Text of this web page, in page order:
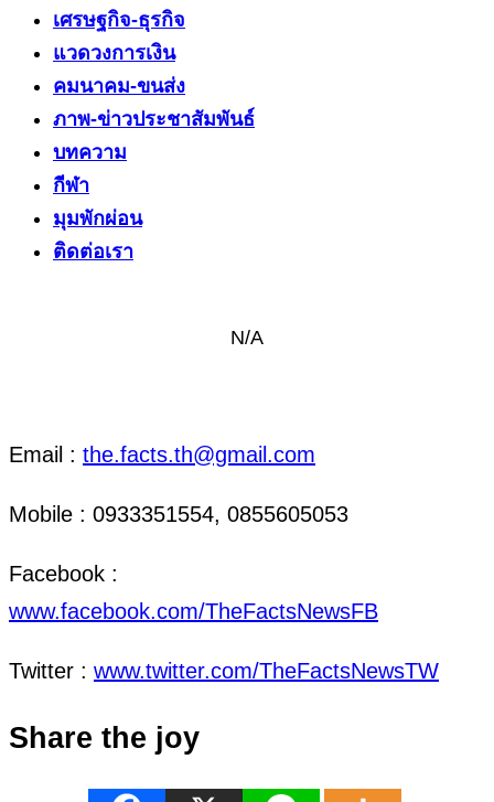
เศรษฐกิจ-ธุรกิจ
แวดวงการเงิน
คมนาคม-ขนส่ง
ภาพ-ข่าวประชาสัมพันธ์
บทความ
กีฬา
มุมพักผ่อน
ติดต่อเรา
N/A
Email : the.facts.th@gmail.com
Mobile : 0933351554, 0855605053
Facebook :
www.facebook.com/TheFactsNewsFB
Twitter : www.twitter.com/TheFactsNewsTW
Share the joy